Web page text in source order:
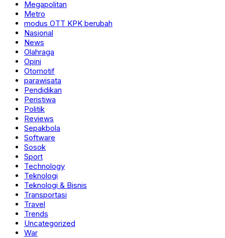
Megapolitan
Metro
modus OTT KPK berubah
Nasional
News
Olahraga
Opini
Otomotif
parawisata
Pendidikan
Peristiwa
Politik
Reviews
Sepakbola
Software
Sosok
Sport
Technology
Teknologi
Teknologi & Bisnis
Transportasi
Travel
Trends
Uncategorized
War